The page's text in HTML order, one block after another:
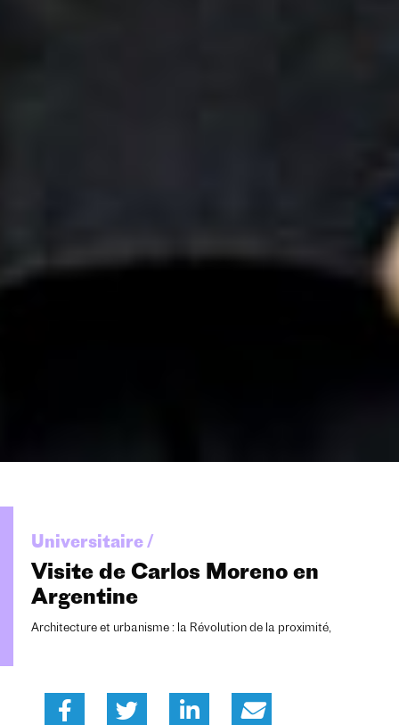
Universitaire /
Visite de Carlos Moreno en
Argentine
Architecture et urbanisme : la Révolution de la proximité,